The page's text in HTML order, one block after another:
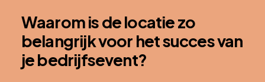
Waarom is de locatie zo
belangrijk voor het succes van
je bedrijfsevent?